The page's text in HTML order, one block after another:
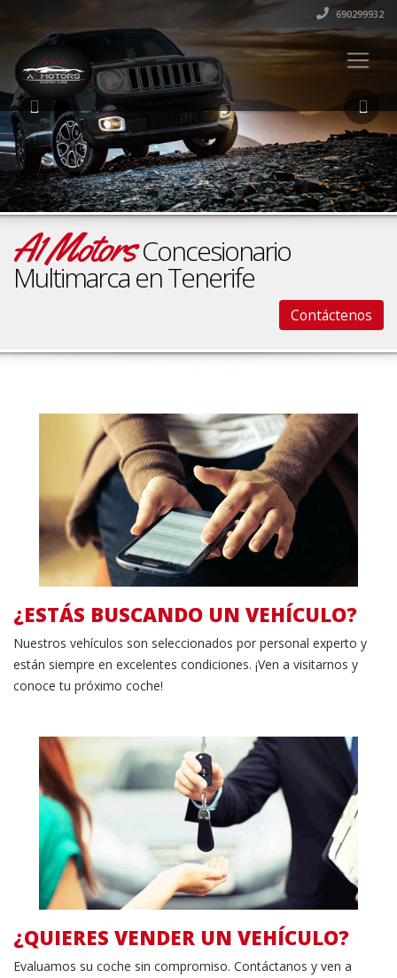
690299932
A1 MotorsConcesionario
Multimarca en Tenerife
Contáctenos
Ver nuestras ofertas
¿ESTÁS BUSCANDO UN VEHÍCULO?
Nuestros vehículos son seleccionados por personal experto y
están siempre en excelentes condiciones. ¡Ven a visitarnos y
conoce tu próximo coche!
Rellena el formulario
¿QUIERES VENDER UN VEHÍCULO?
Evaluamos su coche sin compromiso. Contáctanos y ven a